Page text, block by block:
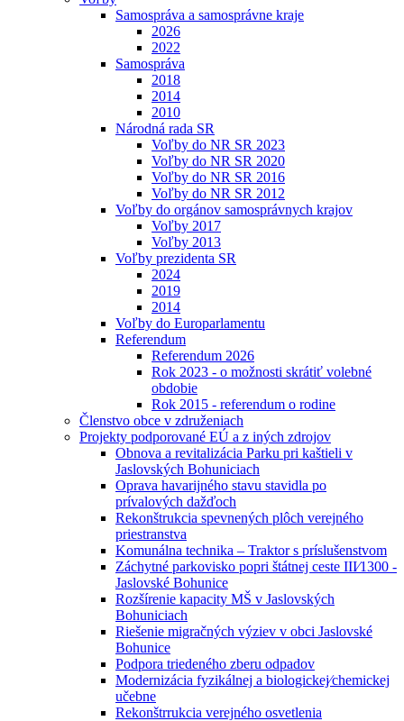
Samospráva a samosprávne kraje
2026
2022
Samospráva
2018
2014
2010
Národná rada SR
Voľby do NR SR 2023
Voľby do NR SR 2020
Voľby do NR SR 2016
Voľby do NR SR 2012
Voľby do orgánov samosprávnych krajov
Voľby 2017
Voľby 2013
Voľby prezidenta SR
2024
2019
2014
Voľby do Europarlamentu
Referendum
Referendum 2026
Rok 2023 - o možnosti skrátiť volebné
obdobie
Rok 2015 - referendum o rodine
Členstvo obce v združeniach
Projekty podporované EÚ a z iných zdrojov
Obnova a revitalizácia Parku pri kaštieli v
Jaslovských Bohuniciach
Oprava havarijného stavu stavidla po
prívalových dažďoch
Rekonštrukcia spevnených plôch verejného
priestranstva
Komunálna technika – Traktor s príslušenstvom
Záchytné parkovisko popri štátnej ceste III⁄1300 -
Jaslovské Bohunice
Rozšírenie kapacity MŠ v Jaslovských
Bohuniciach
Riešenie migračných výziev v obci Jaslovské
Bohunice
Podpora triedeného zberu odpadov
Modernizácia fyzikálnej a biologickej⁄chemickej
učebne
Rekonštrrukcia verejného osvetlenia